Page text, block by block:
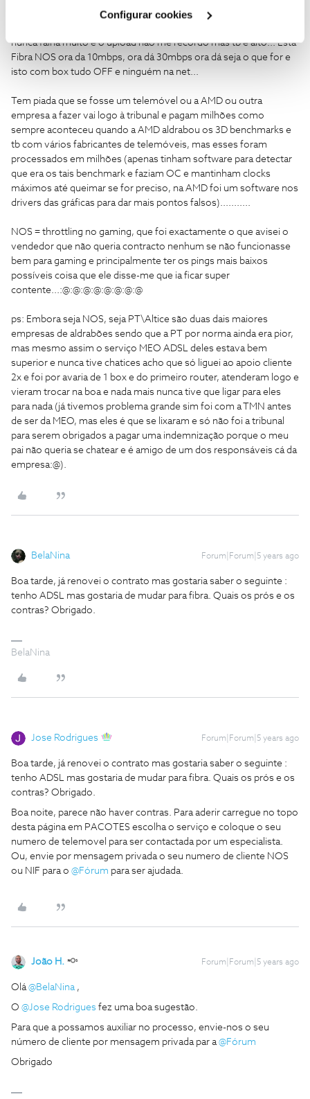
Configurar cookies
MEO Fibra 100mbps no Funchal e para os servers Sony é spr
nunca falha muito e o upload não me recordo mas tb é alto... Esta
Fibra NOS ora da 10mbps, ora dá 30mbps ora dá seja o que for e
isto com box tudo OFF e ninguém na net...
Tem piada que se fosse um telemóvel ou a AMD ou outra
empresa a fazer vai logo à tribunal e pagam milhões como
sempre aconteceu quando a AMD aldrabou os 3D benchmarks e
tb com vários fabricantes de telemóveis, mas esses foram
processados em milhões (apenas tinham software para detectar
que era os tais benchmark e faziam OC e mantinham clocks
máximos até queimar se for preciso, na AMD foi um software nos
drivers das gráficas para dar mais pontos falsos)...........
NOS = throttling no gaming, que foi exactamente o que avisei o
vendedor que não queria contracto nenhum se não funcionasse
bem para gaming e principalmente ter os pings mais baixos
possíveis coisa que ele disse-me que ia ficar super
contente...:@:@:@:@:@:@:@:@
ps: Embora seja NOS, seja PT\Altice são duas dais maiores
empresas de aldrabões sendo que a PT por norma ainda era pior,
mas mesmo assim o serviço MEO ADSL deles estava bem
superior e nunca tive chatices acho que só liguei ao apoio cliente
2x e foi por avaria de 1 box e do primeiro router, atenderam logo e
vieram trocar na boa e nada mais nunca tive que ligar para eles
para nada (já tivemos problema grande sim foi com a TMN antes
de ser da MEO, mas eles é que se lixaram e só não foi a tribunal
para serem obrigados a pagar uma indemnização porque o meu
pai não queria se chatear e é amigo de um dos responsáveis cá da
empresa:@).
BelaNina Forum|Forum|5 years ago
Boa tarde, já renovei o contrato mas gostaria saber o seguinte :
tenho ADSL mas gostaria de mudar para fibra. Quais os prós e os
contras? Obrigado.
BelaNina
Jose Rodrigues Forum|Forum|5 years ago
Boa tarde, já renovei o contrato mas gostaria saber o seguinte :
tenho ADSL mas gostaria de mudar para fibra. Quais os prós e os
contras? Obrigado.
Boa noite, parece não haver contras. Para aderir carregue no topo
desta página em PACOTES escolha o serviço e coloque o seu
numero de telemovel para ser contactada por um especialista.
Ou, envie por mensagem privada o seu numero de cliente NOS
ou NIF para o @Fórum para ser ajudada.
João H. Forum|Forum|5 years ago
Olá@BelaNina,
O @Jose Rodrigues fez uma boa sugestão.
Para que a possamos auxiliar no processo, envie-nos o seu
número de cliente por mensagem privada par a@Fórum
Obrigado